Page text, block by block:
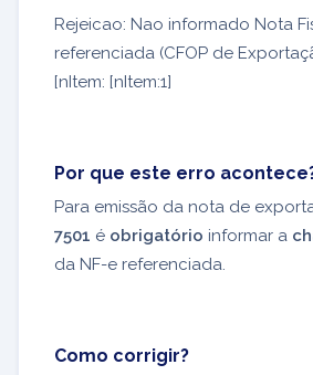
Rejeicao: Nao informado Nota
referenciada (CFOP de
[nItem: [nItem:1]
Por que este erro
Para emissão da nota de
7501 é obrigatório informar a
da NF-e referenciada.
Como corrigir?